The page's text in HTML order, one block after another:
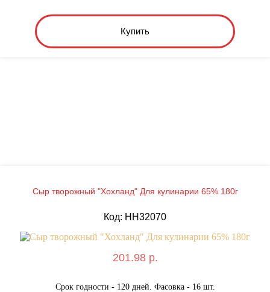
Купить
Сыр творожный "Хохланд" Для кулинарии 65% 180г
Код: HH32070
201.98 р.
Срок годности - 120 дней. Фасовка - 16 шт.